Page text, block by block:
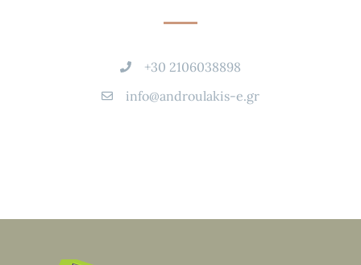
+30 2106038898
info@androulakis-e.gr